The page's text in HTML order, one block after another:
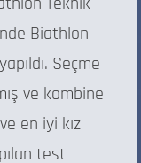
Biathlon
Seçme
ve kombine
en iyi kız
test